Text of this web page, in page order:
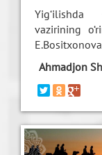
Yig‘ilishda
vazirining
Ahmadjon